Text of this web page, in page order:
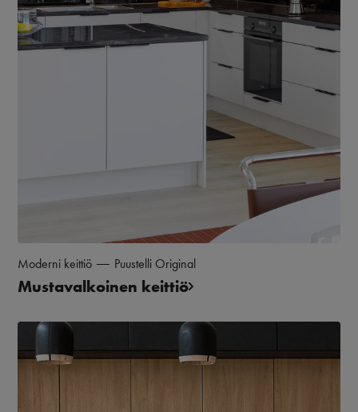
Moderni keittiö Puustelli Original
Mustavalkoinen keittiö